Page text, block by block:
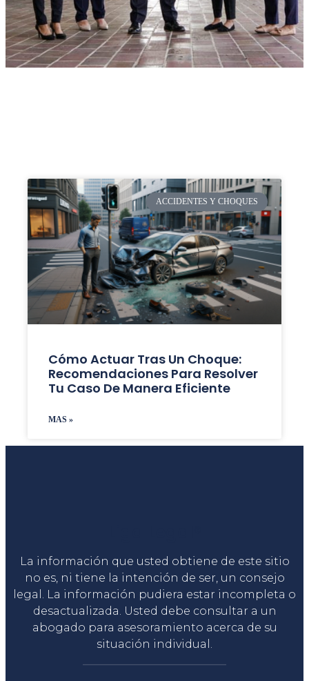
ACCIDENTES Y CHOQUES
Cómo Actuar Tras Un Choque:
Recomendaciones Para Resolver
Tu Caso De Manera Eficiente
MAS »
La información que usted obtiene de este sitio
no es, ni tiene la intención de ser, un consejo
legal. La información pudiera estar incompleta o
desactualizada. Usted debe consultar a un
abogado para asesoramiento acerca de su
situación individual.